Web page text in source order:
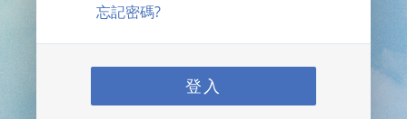
忘記密碼?
登入